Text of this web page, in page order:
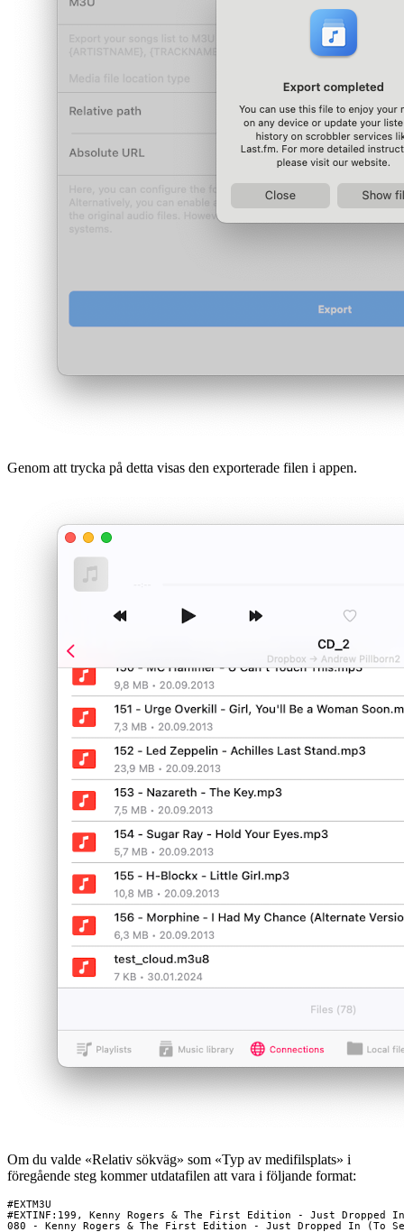
Genom att trycka på detta visas den exporterade filen i appen.
Om du valde «Relativ sökväg» som «Typ av medifilsplats» i
föregående steg kommer utdatafilen att vara i följande format:
#EXTM3U
#EXTINF:199, Kenny Rogers & The First Edition - Just Dropped
080 - Kenny Rogers & The First Edition - Just Dropped In (To